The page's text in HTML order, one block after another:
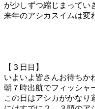
が少しずつ縮じまってい
来年のアシカスイムは変
【３日目】
いよいよ皆さんお待ちか
朝７時出航でフィッシャ
この日はアシカがかなり